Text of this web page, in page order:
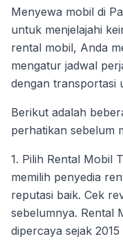
Menyewa mobil di
untuk menjelajahi
rental mobil, Anda
mengatur jadwal
dengan transportasi
Berikut adalah
perhatikan sebelum
1. Pilih Rental Mobil
memilih penyedia
reputasi baik. Cek
sebelumnya. Rental
dipercaya sejak